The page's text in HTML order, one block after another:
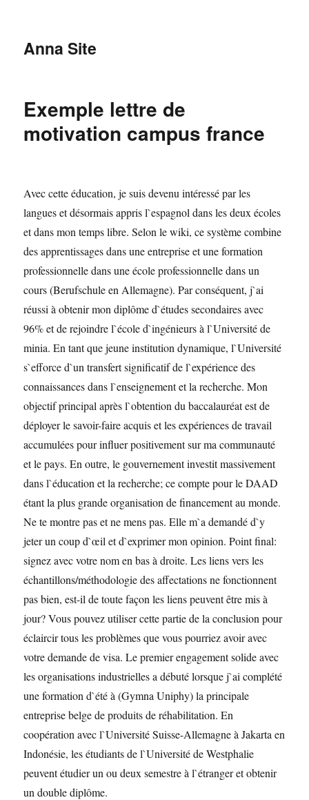
Anna Site
Exemple lettre de
motivation campus france
Avec cette éducation, je suis devenu intéressé par les
langues et désormais appris l`espagnol dans les deux écoles
et dans mon temps libre. Selon le wiki, ce système combine
des apprentissages dans une entreprise et une formation
professionnelle dans une école professionnelle dans un
cours (Berufschule en Allemagne). Par conséquent, j`ai
réussi à obtenir mon diplôme d`études secondaires avec
96% et de rejoindre l`école d`ingénieurs à l`Université de
minia. En tant que jeune institution dynamique, l`Université
s`efforce d`un transfert significatif de l`expérience des
connaissances dans l`enseignement et la recherche. Mon
objectif principal après l`obtention du baccalauréat est de
déployer le savoir-faire acquis et les expériences de travail
accumulées pour influer positivement sur ma communauté
et le pays. En outre, le gouvernement investit massivement
dans l`éducation et la recherche; ce compte pour le DAAD
étant la plus grande organisation de financement au monde.
Ne te montre pas et ne mens pas. Elle m`a demandé d`y
jeter un coup d`œil et d`exprimer mon opinion. Point final:
signez avec votre nom en bas à droite. Les liens vers les
échantillons/méthodologie des affectations ne fonctionnent
pas bien, est-il de toute façon les liens peuvent être mis à
jour? Vous pouvez utiliser cette partie de la conclusion pour
éclaircir tous les problèmes que vous pourriez avoir avec
votre demande de visa. Le premier engagement solide avec
les organisations industrielles a débuté lorsque j`ai complété
une formation d`été à (Gymna Uniphy) la principale
entreprise belge de produits de réhabilitation. En
coopération avec l`Université Suisse-Allemagne à Jakarta en
Indonésie, les étudiants de l`Université de Westphalie
peuvent étudier un ou deux semestre à l`étranger et obtenir
un double diplôme.